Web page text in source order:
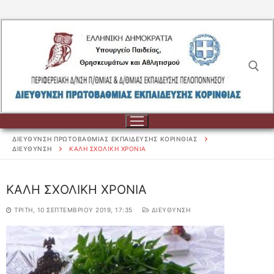
περιεχόμενο
Αναζήτηση για:
Αναζήτηση
ΔΙΟΙΚΗΣΗ
ΔΙΟΙΚΗΣΗ
ΟΡΓΑΝΟΓΡΑΜΜΑ
ΣΧΟΛΕΙΑ
ΣΧΟΛΕΙΑ
ΕΚΠΑΙΔΕΥΤΙΚΟΙ
ΔΙΕΥΘΥΝΣΗ ΠΡΩΤΟΒΑΘΜΙΑΣ ΕΚΠΑΙΔΕΥΣΗΣ ΚΟΡΙΝΘΙΑΣ
ΔΙΕΥΘΥΝΣΗ
ΚΑΛΗ ΣΧΟΛΙΚΗ ΧΡΟΝΙΑ
ΚΑΛΗ ΣΧΟΛΙΚΗ ΧΡΟΝΙΑ
ΤΡΊΤΗ, 10 ΣΕΠΤΕΜΒΡΊΟΥ 2019, 17:35 ΔΙΕΥΘΥΝΣΗ